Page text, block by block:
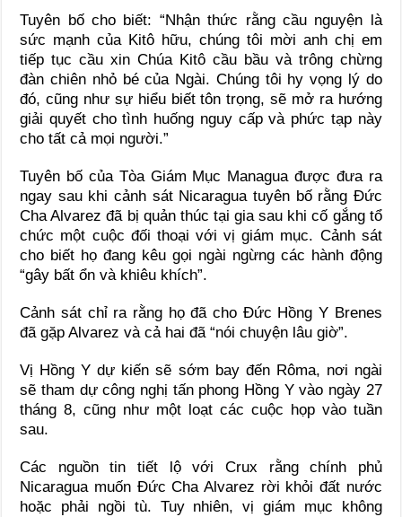
Tuyên bố cho biết: “Nhận thức rằng cầu nguyện là
sức mạnh của Kitô hữu, chúng tôi mời anh chị em
tiếp tục cầu xin Chúa Kitô cầu bầu và trông chừng
đàn chiên nhỏ bé của Ngài. Chúng tôi hy vọng lý do
đó, cũng như sự hiểu biết tôn trọng, sẽ mở ra hướng
giải quyết cho tình huống nguy cấp và phức tạp này
cho tất cả mọi người.”
Tuyên bố của Tòa Giám Mục Managua được đưa ra
ngay sau khi cảnh sát Nicaragua tuyên bố rằng Đức
Cha Alvarez đã bị quản thúc tại gia sau khi cố gắng tổ
chức một cuộc đối thoại với vị giám mục. Cảnh sát
cho biết họ đang kêu gọi ngài ngừng các hành động
“gây bất ổn và khiêu khích”.
Cảnh sát chỉ ra rằng họ đã cho Đức Hồng Y Brenes
đã gặp Alvarez và cả hai đã “nói chuyện lâu giờ”.
Vị Hồng Y dự kiến sẽ sớm bay đến Rôma, nơi ngài
sẽ tham dự công nghị tấn phong Hồng Y vào ngày 27
tháng 8, cũng như một loạt các cuộc họp vào tuần
sau.
Các nguồn tin tiết lộ với Crux rằng chính phủ
Nicaragua muốn Đức Cha Alvarez rời khỏi đất nước
hoặc phải ngồi tù. Tuy nhiên, vị giám mục không